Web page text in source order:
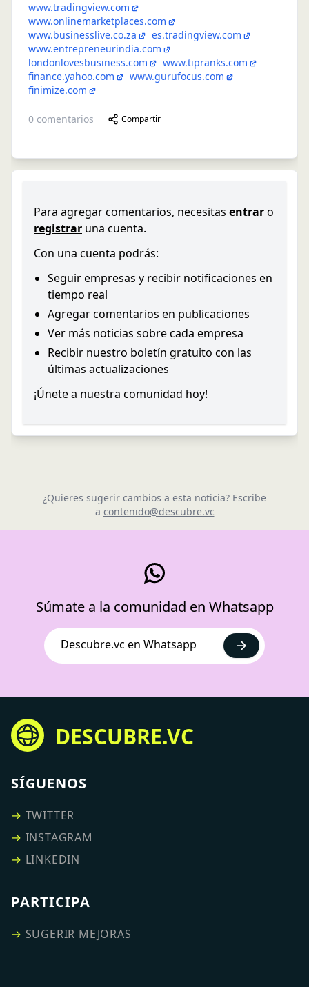
www.tradingview.com
www.onlinemarketplaces.com
www.businesslive.co.za
es.tradingview.com
www.entrepreneurindia.com
londonlovesbusiness.com
www.tipranks.com
finance.yahoo.com
www.gurufocus.com
finimize.com
0 comentarios Compartir
Para agregar comentarios, necesitas entraro
registrar una cuenta.
Con una cuenta podrás:
Seguir empresas y recibir notificaciones en
tiempo real
Agregar comentarios en publicaciones
Ver más noticias sobre cada empresa
Recibir nuestro boletín gratuito con las
últimas actualizaciones
¡Únete a nuestra comunidad hoy!
¿Quieres sugerir cambios a esta noticia? Escribe
a contenido@descubre.vc
Súmate a la comunidad en Whatsapp
Descubre.vc en Whatsapp
DESCUBRE.VC
SÍGUENOS
→ TWITTER
→ INSTAGRAM
→ LINKEDIN
PARTICIPA
→ SUGERIR MEJORAS